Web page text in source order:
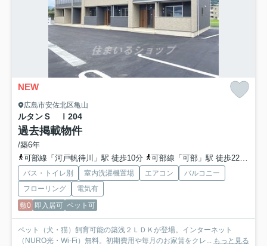
NEW
広島市安佐北区亀山
ルタンＳ Ⅰ 204
過去掲載物件
/築6年
可部線「河戸帆待川」駅 徒歩10分
可部線「可部」駅 徒歩22分車4分 1.7km
バス・トイレ別 室内洗濯機置場 エアコン
バルコニー
フローリング
電気有
敷0 即入居可 ペット可
ペット（犬・猫）飼育可能の築浅２ＬＤＫが登場。インターネット
（NURO光・Wi-Fi）無料。初期費用や毎月のお家賃をクレ... もっと見る